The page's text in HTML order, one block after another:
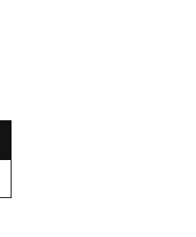
ALS FAVORIET